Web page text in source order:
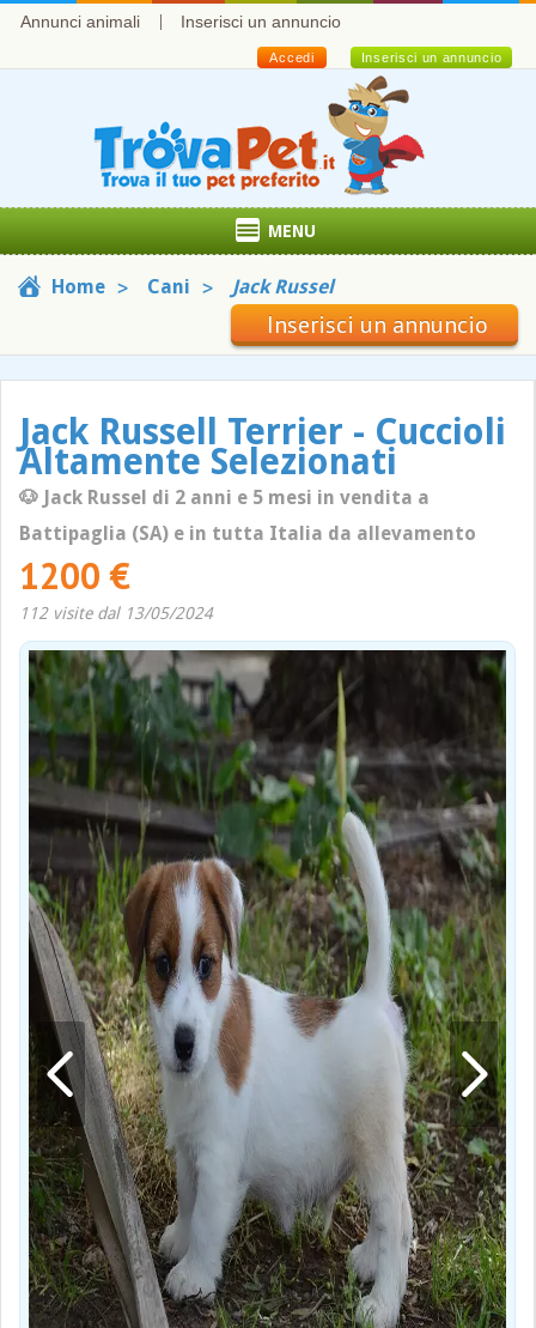
Annunci animali Inserisci un annuncio
Inserisci un annuncio
Accedi
MENU
Home Cani Jack Russel
Inserisci un annuncio
Jack Russell Terrier - Cuccioli
Altamente Selezionati
🐶 Jack Russel di 2 anni e 5 mesi in vendita a
Battipaglia (SA) e in tutta Italia da allevamento
1200 €
112 visite dal 13/05/2024